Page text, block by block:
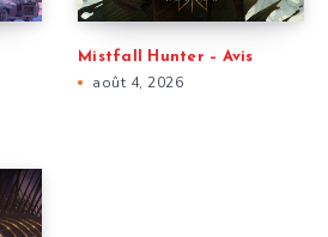
Mistfall Hunter – Avis
août 4, 2026